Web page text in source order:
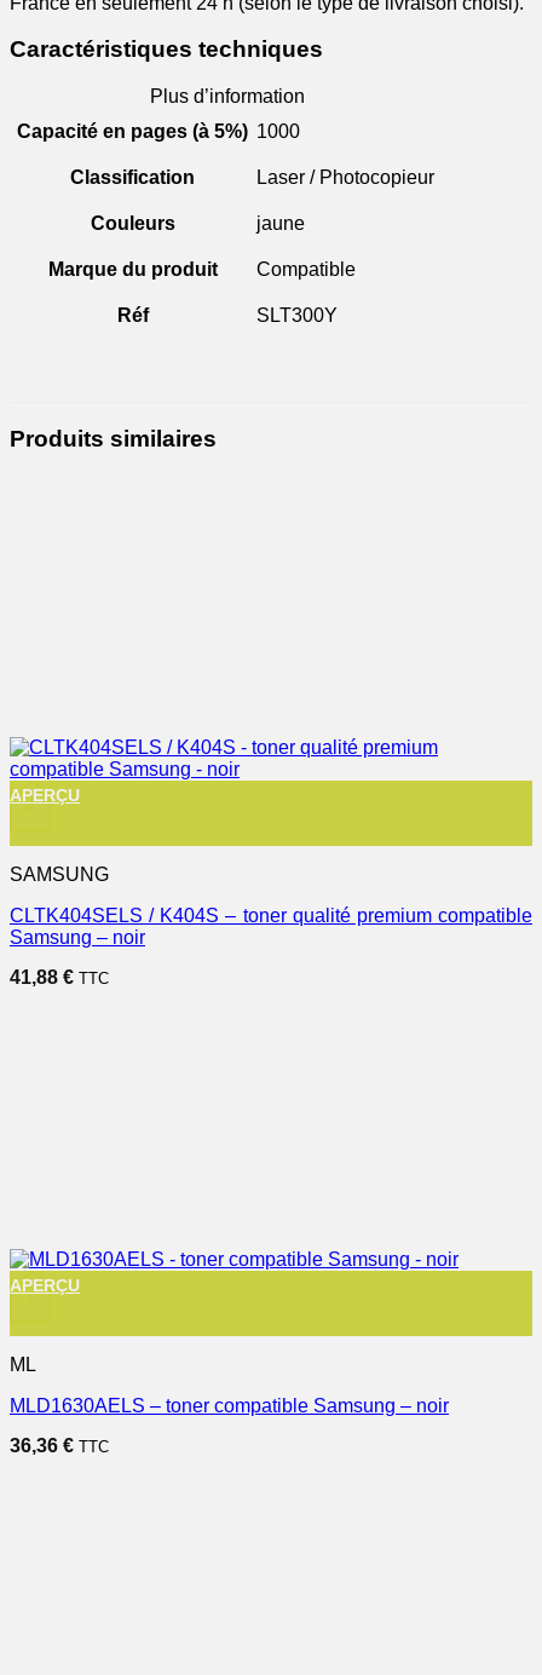
Caractéristiques techniques
Plus d’information
Capacité en pages (à 5%) 1000
Classification Laser / Photocopieur
Couleurs jaune
Marque du produit Compatible
Réf SLT300Y
Produits similaires
+
APERÇU
SAMSUNG
CLTK404SELS / K404S – toner qualité premium compatible
Samsung – noir
41,88 € TTC
+
APERÇU
ML
MLD1630AELS – toner compatible Samsung – noir
36,36 € TTC